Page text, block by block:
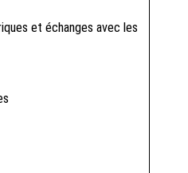
et échanges avec les